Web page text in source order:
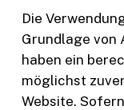
Die
Grundlage von
haben ein
möglichst
Website.